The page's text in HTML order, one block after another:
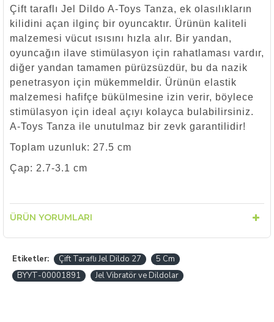
Çift taraflı Jel Dildo A-Toys Tanza, ek olasılıkların
kilidini açan ilginç bir oyuncaktır. Ürünün kaliteli
malzemesi vücut ısısını hızla alır. Bir yandan,
oyuncağın ilave stimülasyon için rahatlaması vardır,
diğer yandan tamamen pürüzsüzdür, bu da nazik
penetrasyon için mükemmeldir. Ürünün elastik
malzemesi hafifçe bükülmesine izin verir, böylece
stimülasyon için ideal açıyı kolayca bulabilirsiniz.
A-Toys Tanza ile unutulmaz bir zevk garantilidir!
Toplam uzunluk: 27.5 cm
Çap: 2.7-3.1 cm
ÜRÜN YORUMLARI
Etiketler: Çift Taraflı Jel Dildo 27
5 Cm
BYУТ-00001891
Jel Vibratör ve Dildolar